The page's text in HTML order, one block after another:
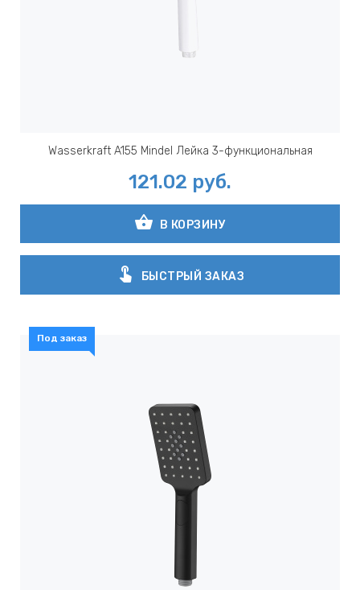
Wasserkraft A155 Mindel Лейка 3-функциональная
121.02 руб.
shopping_basket В КОРЗИНУ
touch_app БЫСТРЫЙ ЗАКАЗ
Под заказ